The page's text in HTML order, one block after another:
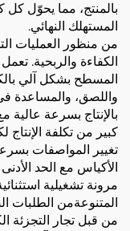
بالمنتج، مما يحوّل كل
المستهلك النهائي.
من منظور العمليات
الكفاءة والربحية.
المسطح بشكل آلي
واللصق، والمساعدة
بالإنتاج بسرعة عالية
كبير من تكلفة
تغيير المواصفات
الأكياس مع الحد
مرونة تشغيلية
المتنوعةمن الطلبات
من قبل تجار التجزئة